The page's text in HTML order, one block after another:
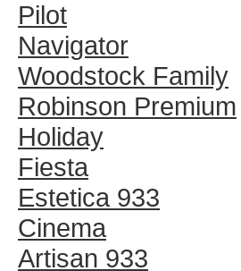
Pilot
Navigator
Woodstock Family
Robinson Premium
Holiday
Fiesta
Estetica 933
Cinema
Artisan 933